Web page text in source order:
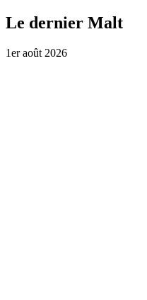
Le dernier Malt
1er août 2026